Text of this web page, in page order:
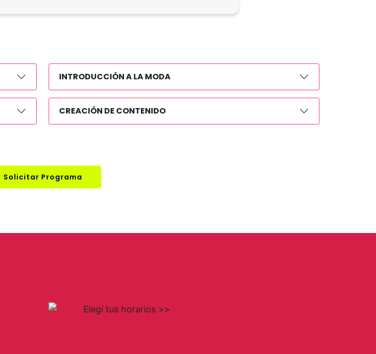
INTRODUCCIÓN A LA MODA
CREACIÓN DE CONTENIDO
Solicitar Programa